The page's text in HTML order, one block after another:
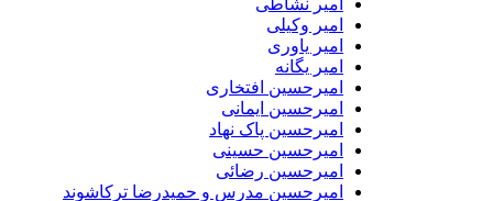
امیر نشاطی
امیر وکیلی
امیر یاوری
امیر یگانه
امیرحسین افتخاری
امیرحسین ایمانی
امیرحسین پاک نهاد
امیرحسین حسینی
امیرحسین رضائی
امیرحسین مدرس و حمیدرضا ترکاشوند